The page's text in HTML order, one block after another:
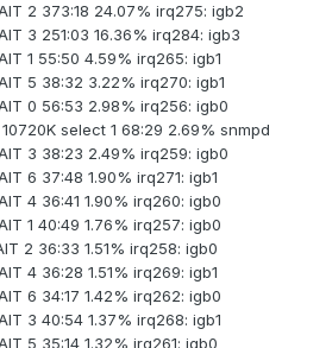
2 373:18 24.07% irq275: igb2
3 251:03 16.36% irq284: igb3
1 55:50 4.59% irq265: igb1
5 38:32 3.22% irq270: igb1
0 56:53 2.98% irq256: igb0
select 1 68:29 2.69% snmpd
3 38:23 2.49% irq259: igb0
6 37:48 1.90% irq271: igb1
4 36:41 1.90% irq260: igb0
1 40:49 1.76% irq257: igb0
2 36:33 1.51% irq258: igb0
4 36:28 1.51% irq269: igb1
6 34:17 1.42% irq262: igb0
3 40:54 1.37% irq268: igb1
5 35:14 1.32% irq261: igb0